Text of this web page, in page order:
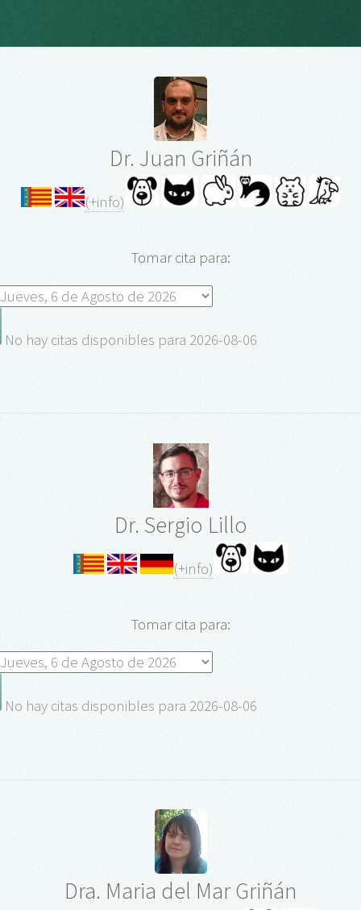
Dr. Juan Griñán
(+info)
Tomar cita para:
No hay citas disponibles para 2026-08-06
Dr. Sergio Lillo
(+info)
Tomar cita para:
No hay citas disponibles para 2026-08-06
Dra. Maria del Mar Griñán